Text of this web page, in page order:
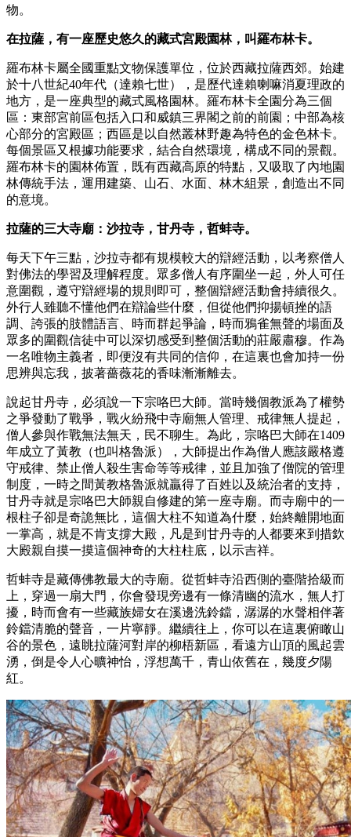
物。
在拉薩，有一座歷史悠久的藏式宮殿園林，叫羅布林卡。
羅布林卡屬全國重點文物保護單位，位於西藏拉薩西郊。始建
於十八世紀40年代（達賴七世），是歷代達賴喇嘛消夏理政的
地方，是一座典型的藏式風格園林。羅布林卡全園分為三個
區：東部宮前區包括入口和威鎮三界閣之前的前園；中部為核
心部分的宮殿區；西區是以自然叢林野趣為特色的金色林卡。
每個景區又根據功能要求，結合自然環境，構成不同的景觀。
羅布林卡的園林佈置，既有西藏高原的特點，又吸取了內地園
林傳統手法，運用建築、山石、水面、林木組景，創造出不同
的意境。
拉薩的三大寺廟：沙拉寺，甘丹寺，哲蚌寺。
每天下午三點，沙拉寺都有規模較大的辯經活動，以考察僧人
對佛法的學習及理解程度。眾多僧人有序圍坐一起，外人可任
意圍觀，遵守辯經場的規則即可，整個辯經活動會持續很久。
外行人雖聽不懂他們在辯論些什麼，但從他們抑揚頓挫的語
調、誇張的肢體語言、時而群起爭論，時而鴉雀無聲的場面及
眾多的圍觀信徒中可以深切感受到整個活動的莊嚴肅穆。作為
一名唯物主義者，即便沒有共同的信仰，在這裏也會加持一份
思辨與忘我，披著薔薇花的香味漸漸離去。
說起甘丹寺，必須說一下宗咯巴大師。當時幾個教派為了權勢
之爭發動了戰爭，戰火紛飛中寺廟無人管理、戒律無人提起，
僧人參與作戰無法無天，民不聊生。為此，宗咯巴大師在1409
年成立了黃教（也叫格魯派），大師提出作為僧人應該嚴格遵
守戒律、禁止僧人殺生害命等等戒律，並且加強了僧院的管理
制度，一時之間黃教格魯派就贏得了百姓以及統治者的支持，
甘丹寺就是宗咯巴大師親自修建的第一座寺廟。而寺廟中的一
根柱子卻是奇詭無比，這個大柱不知道為什麼，始終離開地面
一掌高，就是不肯支撐大殿，凡是到甘丹寺的人都要來到措欽
大殿親自摸一摸這個神奇的大柱柱底，以示吉祥。
哲蚌寺是藏傳佛教最大的寺廟。從哲蚌寺沿西側的臺階拾級而
上，穿過一扇大門，你會發現旁邊有一條清幽的流水，無人打
擾，時而會有一些藏族婦女在溪邊洗鈴鐺，潺潺的水聲相伴著
鈴鐺清脆的聲音，一片寧靜。繼續往上，你可以在這裏俯瞰山
谷的景色，遠眺拉薩河對岸的柳梧新區，看遠方山頂的風起雲
湧，倒是令人心曠神怡，浮想萬千，青山依舊在，幾度夕陽
紅。